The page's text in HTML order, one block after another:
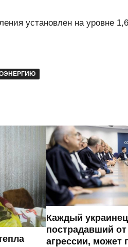
установлен на уровне
Каждый
пострадавший
агрессии, может